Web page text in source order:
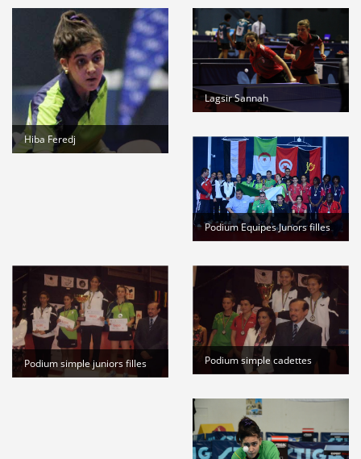
suite
Stage de formation à la faculté des...
Lire la suite
المرحلة الجهوية التأهيلية للبطولة...Lire la suite
dispositions pratiques 2025-2026...Lire la suite
Hiba Feredj
Lagsir Sannah
Podium Equipes Junors filles
Podium simple juniors filles Podium simple cadettes